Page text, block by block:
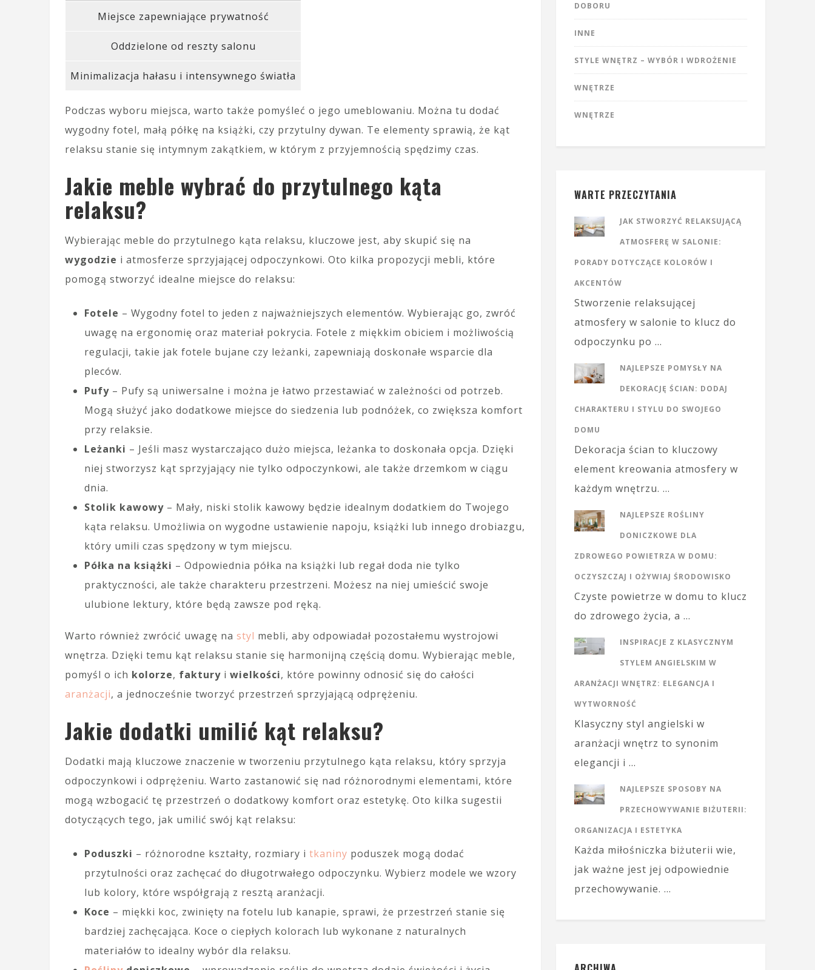
Miejsce zapewniające prywatność
Oddzielone od reszty salonu
Minimalizacja hałasu i intensywnego światła
Podczas wyboru miejsca, warto także pomyśleć o jego umeblowaniu. Można tu dodać
wygodny fotel, małą półkę na książki, czy przytulny dywan. Te elementy sprawią, że kąt
relaksu stanie się intymnym zakątkiem, w którym z przyjemnością spędzimy czas.
Jakie meble wybrać do przytulnego kąta
relaksu?
Wybierając meble do przytulnego kąta relaksu, kluczowe jest, aby skupić się na
wygodzie i atmosferze sprzyjającej odpoczynkowi. Oto kilka propozycji mebli, które
pomogą stworzyć idealne miejsce do relaksu:
Fotele – Wygodny fotel to jeden z najważniejszych elementów. Wybierając go, zwróć
uwagę na ergonomię oraz materiał pokrycia. Fotele z miękkim obiciem i możliwością
regulacji, takie jak fotele bujane czy leżanki, zapewniają doskonałe wsparcie dla
pleców.
Pufy – Pufy są uniwersalne i można je łatwo przestawiać w zależności od potrzeb.
Mogą służyć jako dodatkowe miejsce do siedzenia lub podnóżek, co zwiększa komfort
przy relaksie.
Leżanki – Jeśli masz wystarczająco dużo miejsca, leżanka to doskonała opcja. Dzięki
niej stworzysz kąt sprzyjający nie tylko odpoczynkowi, ale także drzemkom w ciągu
dnia.
Stolik kawowy – Mały, niski stolik kawowy będzie idealnym dodatkiem do Twojego
kąta relaksu. Umożliwia on wygodne ustawienie napoju, książki lub innego drobiazgu,
który umili czas spędzony w tym miejscu.
Półka na książki – Odpowiednia półka na książki lub regał doda nie tylko
praktyczności, ale także charakteru przestrzeni. Możesz na niej umieścić swoje
ulubione lektury, które będą zawsze pod ręką.
Warto również zwrócić uwagę na styl mebli, aby odpowiadał pozostałemu wystrojowi
wnętrza. Dzięki temu kąt relaksu stanie się harmonijną częścią domu. Wybierając meble,
pomyśl o ich kolorze, faktury i wielkości, które powinny odnosić się do całości
aranżacji, a jednocześnie tworzyć przestrzeń sprzyjającą odprężeniu.
Jakie dodatki umilić kąt relaksu?
Dodatki mają kluczowe znaczenie w tworzeniu przytulnego kąta relaksu, który sprzyja
odpoczynkowi i odprężeniu. Warto zastanowić się nad różnorodnymi elementami, które
mogą wzbogacić tę przestrzeń o dodatkowy komfort oraz estetykę. Oto kilka sugestii
dotyczących tego, jak umilić swój kąt relaksu:
Poduszki – różnorodne kształty, rozmiary i tkaniny poduszek mogą dodać
przytulności oraz zachęcać do długotrwałego odpoczynku. Wybierz modele we wzory
lub kolory, które współgrają z resztą aranżacji.
Koce – miękki koc, zwinięty na fotelu lub kanapie, sprawi, że przestrzeń stanie się
bardziej zachęcająca. Koce o ciepłych kolorach lub wykonane z naturalnych
materiałów to idealny wybór dla relaksu.
DOBORU
INNE
STYLE WNĘTRZ – WYBÓR I WDROŻENIE
WNĘTRZE
WNĘTRZE
WARTE PRZECZYTANIA
JAK STWORZYĆ RELAKSUJĄCĄ
ATMOSFERĘ W SALONIE:
PORADY DOTYCZĄCE KOLORÓW I
AKCENTÓW
Stworzenie relaksującej
atmosfery w salonie to klucz do
odpoczynku po …
NAJLEPSZE POMYSŁY NA
DEKORACJĘ ŚCIAN: DODAJ
CHARAKTERU I STYLU DO SWOJEGO
DOMU
Dekoracja ścian to kluczowy
element kreowania atmosfery w
każdym wnętrzu. …
NAJLEPSZE ROŚLINY
DONICZKOWE DLA
ZDROWEGO POWIETRZA W DOMU:
OCZYSZCZAJ I OŻYWIAJ ŚRODOWISKO
Czyste powietrze w domu to klucz
do zdrowego życia, a …
INSPIRACJE Z KLASYCZNYM
STYLEM ANGIELSKIM W
ARANŻACJI WNĘTRZ: ELEGANCJA I
WYTWORNOŚĆ
Klasyczny styl angielski w
aranżacji wnętrz to synonim
elegancji i …
NAJLEPSZE SPOSOBY NA
PRZECHOWYWANIE BIŻUTERII:
ORGANIZACJA I ESTETYKA
Każda miłośniczka biżuterii wie,
jak ważne jest jej odpowiednie
przechowywanie. …